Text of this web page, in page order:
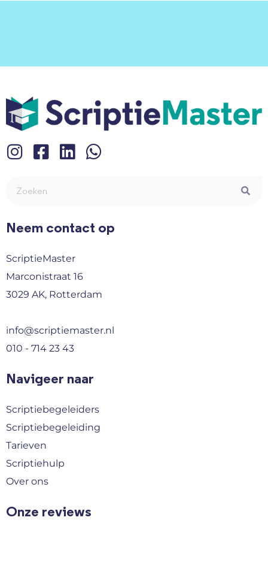
Neem contact op
ScriptieMaster
Marconistraat 16
3029 AK, Rotterdam
info@scriptiemaster.nl
010 - 714 23 43
Navigeer naar
Scriptiebegeleiders
Scriptiebegeleiding
Tarieven
Scriptiehulp
Over ons
Onze reviews